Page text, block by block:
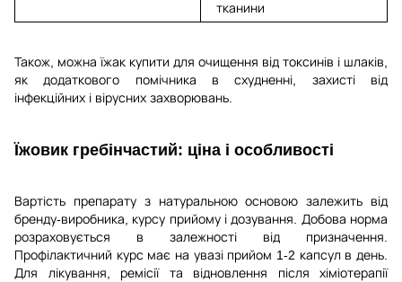
тканини
Також, можна їжак купити для очищення від токсинів і шлаків,
як додаткового помічника в схудненні, захисті від
інфекційних і вірусних захворювань.
Їжовик гребінчастий: ціна і особливості
Вартість препарату з натуральною основою залежить від
бренду-виробника, курсу прийому і дозування. Добова норма
розраховується в залежності від призначення.
Профілактичний курс має на увазі прийом 1-2 капсул в день.
Для лікування, ремісії та відновлення після хіміотерапії